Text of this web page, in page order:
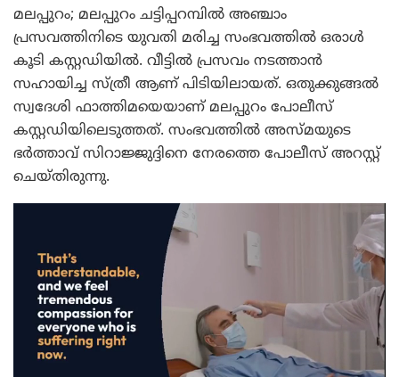
മലപ്പുറം; മലപ്പുറം ചട്ടിപ്പറമ്പിൽ അഞ്ചാം
പ്രസവത്തിനിടെ യുവതി മരിച്ച സംഭവത്തിൽ ഒരാൾ
കൂടി കസ്റ്റഡിയിൽ. വീട്ടിൽ പ്രസവം നടത്താൻ
സഹായിച്ച സ്ത്രീ ആണ് പിടിയിലായത്. ഒതുക്കുങ്ങൽ
സ്വദേശി ഫാത്തിമയെയാണ് മലപ്പുറം പോലീസ്
കസ്റ്റഡിയിലെടുത്തത്. സംഭവത്തിൽ അസ്മയുടെ
ഭർത്താവ് സിറാജ്ജുദ്ദിനെ നേരത്തെ പോലീസ് അറസ്റ്റ്
ചെയ്തിരുന്നു.